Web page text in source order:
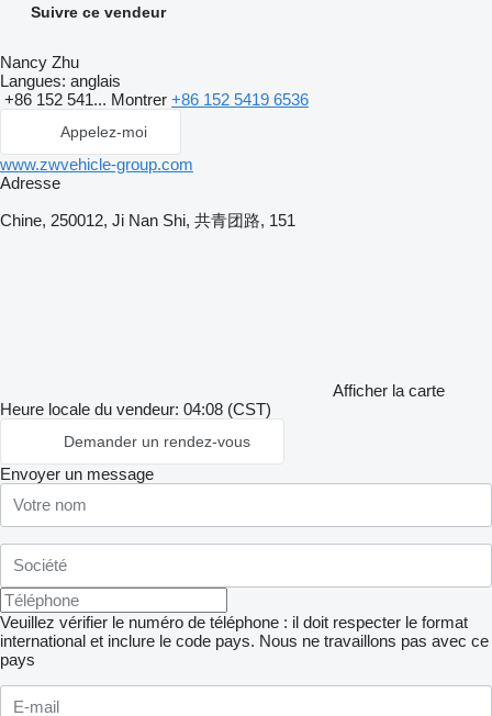
Suivre ce vendeur
Nancy Zhu
Langues: anglais
+86 152 541... Montrer +86 152 5419 6536
Appelez-moi
www.zwvehicle-group.com
Adresse
Chine, 250012, Ji Nan Shi, 共青团路, 151
Afficher la carte
Heure locale du vendeur: 04:08 (CST)
Demander un rendez-vous
Envoyer un message
Veuillez vérifier le numéro de téléphone : il doit respecter le format
international et inclure le code pays. Nous ne travaillons pas avec ce
pays